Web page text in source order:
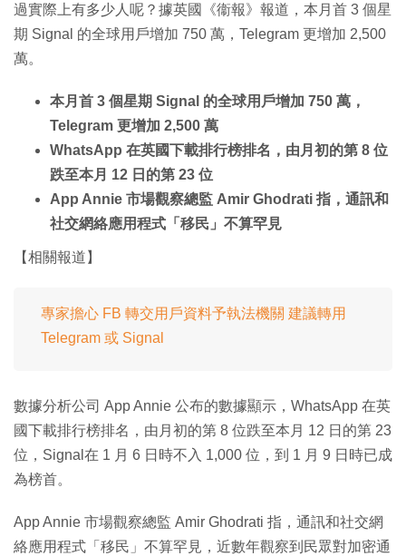
過實際上有多少人呢？據英國《衞報》報道，本月首 3 個星
期 Signal 的全球用戶增加 750 萬，Telegram 更增加 2,500
萬。
本月首 3 個星期 Signal 的全球用戶增加 750 萬，
Telegram 更增加 2,500 萬
WhatsApp 在英國下載排行榜排名，由月初的第 8 位
跌至本月 12 日的第 23 位
App Annie 市場觀察總監 Amir Ghodrati 指，通訊和
社交網絡應用程式「移民」不算罕見
【相關報道】
專家擔心 FB 轉交用戶資料予執法機關 建議轉用
Telegram 或 Signal
數據分析公司 App Annie 公布的數據顯示，WhatsApp 在英
國下載排行榜排名，由月初的第 8 位跌至本月 12 日的第 23
位，Signal在 1 月 6 日時不入 1,000 位，到 1 月 9 日時已成
為榜首。
App Annie 市場觀察總監 Amir Ghodrati 指，通訊和社交網
絡應用程式「移民」不算罕見，近數年觀察到民眾對加密通